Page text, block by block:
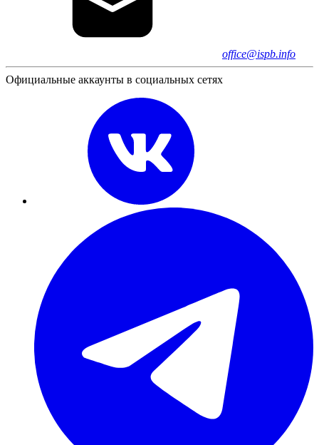
office@ispb.info
Официальные аккаунты в социальных сетях